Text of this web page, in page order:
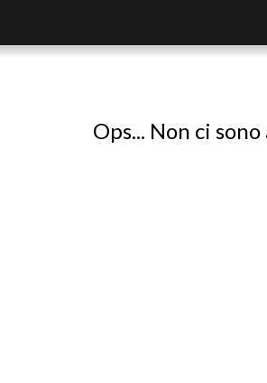
Ops... Non ci